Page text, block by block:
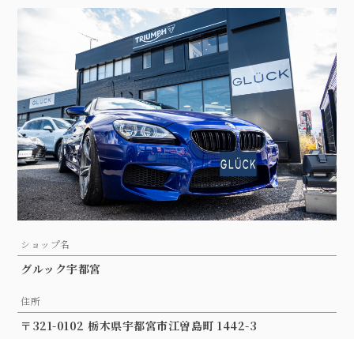
ショップ名
グルック宇都宮
住所
〒321-0102 栃木県宇都宮市江曽島町 1442-3